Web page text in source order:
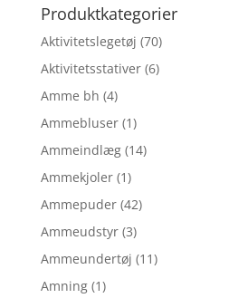
Produktkategorier
Aktivitetslegetøj (70)
Aktivitetsstativer (6)
Amme bh (4)
Ammebluser (1)
Ammeindlæg (14)
Ammekjoler (1)
Ammepuder (42)
Ammeudstyr (3)
Ammeundertøj (11)
Amning (1)